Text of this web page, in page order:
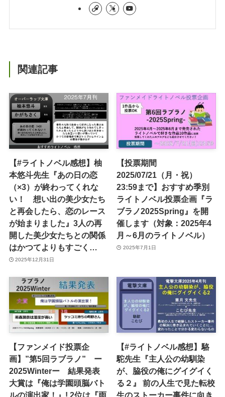
関連記事
【#ライトノベル感想】柚
本悠斗先生『あの日の恋
（×3）が終わってくれな
い！ 想い出の美少女たち
と再会したら、恋のレース
が始まりました』3人の再
開した美少女たちとの関係
はかつてよりもすごく…
2025年12月31日
【投票期間
2025/07/21（月・祝）
23:59まで】おすすめ季別
ライトノベル投票企画『ラ
ブラノ2025Spring』を開
催します（対象：2025年4
月～6月のライトノベル）
2025年7月1日
【ファンメイド投票企
画】”第5回ラブラノ” ー
2025Winterー 結果発表
大賞は『俺は学園頭脳バト
ルの演出家！』! 2位は『雨
【#ライトノベル感想】駱
駝先生『主人公の幼馴染
が、脇役の俺にグイグイく
る２』 前の人生で見た転校
生のストーカー事件に向き